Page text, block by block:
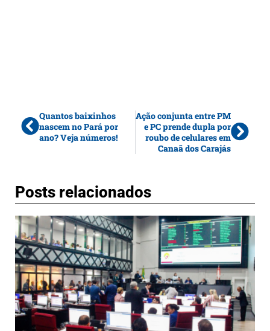
Quantos baixinhos
nascem no Pará por
ano? Veja números!
Ação conjunta entre PM
e PC prende dupla por
roubo de celulares em
Canaã dos Carajás
Posts relacionados